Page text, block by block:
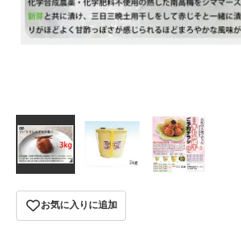
お気に入りに追加